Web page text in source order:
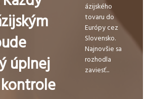
úplnej
ázijského
tovaru do
Európy cez
Slovensko.
Najnovšie sa
rozhodla
zaviesť...